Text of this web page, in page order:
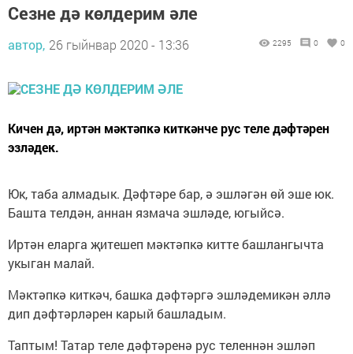
Сезне дә көлдерим әле
автор, 26 гыйнвар 2020 - 13:36 2295 0 0
Кичен дә, иртән мәктәпкә киткәнче рус теле дәфтәрен
эзләдек.
Юк, таба алмадык. Дәфтәре бар, ә эшләгән өй эше юк.
Башта телдән, аннан язмача эшләде, югыйсә.
Иртән еларга җитешеп мәктәпкә китте башлангычта
укыган малай.
Мәктәпкә киткәч, башка дәфтәргә эшләдемикән әллә
дип дәфтәрләрен карый башладым.
Таптым! Татар теле дәфтәренә рус теленнән эшләп